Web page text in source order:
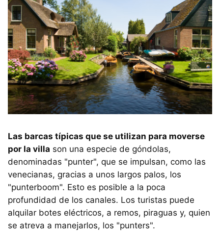
Las barcas típicas que se utilizan para moverse
por la villa son una especie de góndolas,
denominadas "punter", que se impulsan, como las
venecianas, gracias a unos largos palos, los
"punterboom". Esto es posible a la poca
profundidad de los canales. Los turistas puede
alquilar botes eléctricos, a remos, piraguas y, quien
se atreva a manejarlos, los "punters".